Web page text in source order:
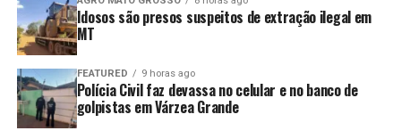
mercado paulista.
Adoção da gasolina E32 e
cronograma de adequação
Idosos são presos suspeitos de extração ilegal em
MT
FEATURED 9 horas ago
Polícia Civil faz devassa no celular e no banco de
golpistas em Várzea Grande